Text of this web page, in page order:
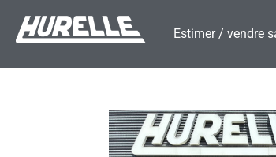
Estimer / vendre